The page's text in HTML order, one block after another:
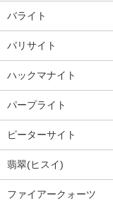
バライト
バリサイト
ハックマナイト
パープライト
ピーターサイト
翡翠(ヒスイ)
ファイアークォーツ